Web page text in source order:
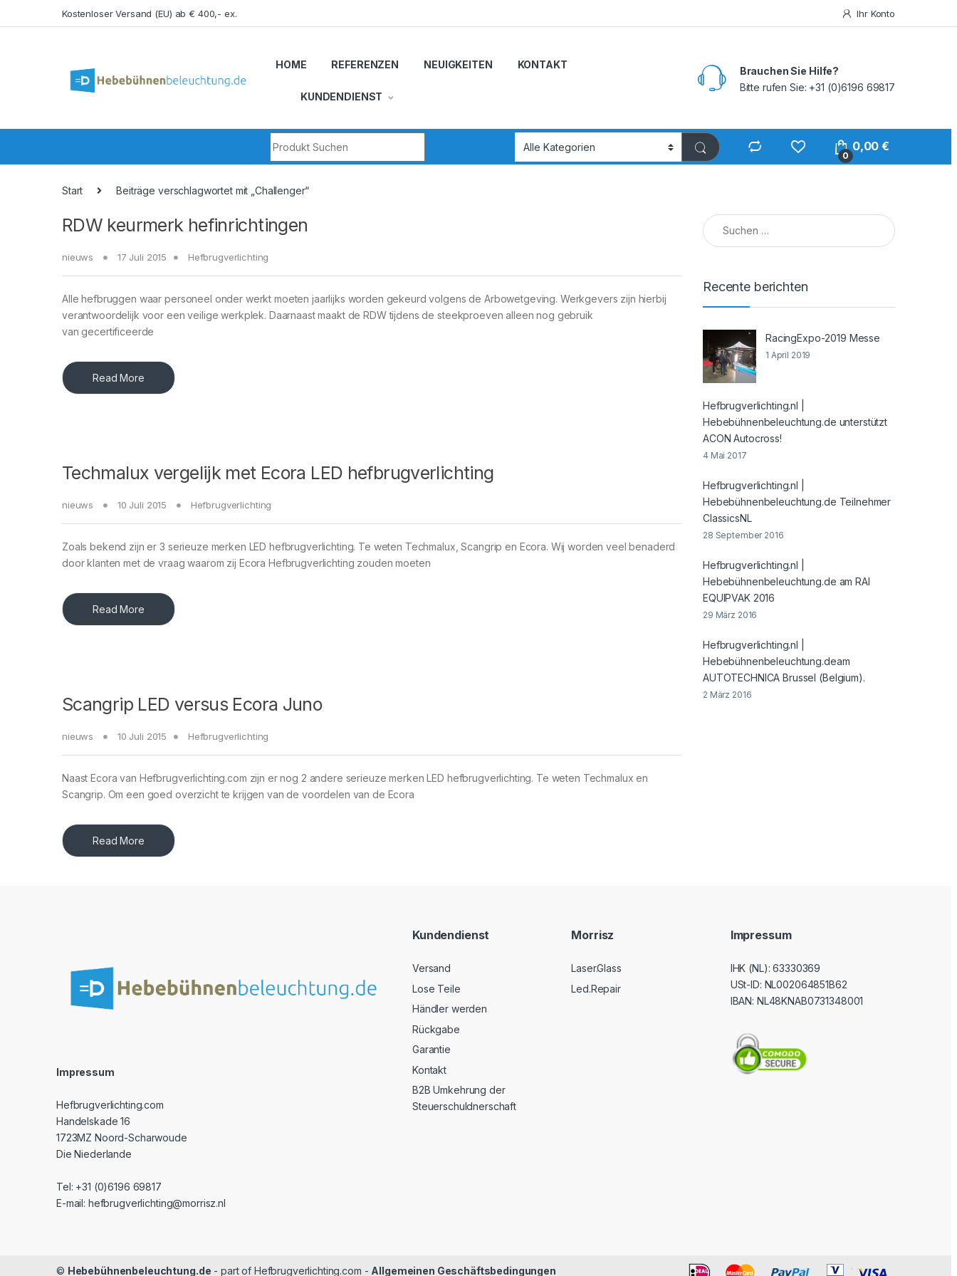
Kostenloser Versand (EU) ab € 400,- ex. Ihr Konto
HOME REFERENZEN NEUIGKEITEN KONTAKT
KUNDENDIENST
Brauchen Sie Hilfe?
Bitte rufen Sie: +31 (0)6196 69817
0
0,00€
Start Beiträge verschlagwortet mit „Challenger“
RDW keurmerk hefinrichtingen
nieuws 17 Juli 2015 Hefbrugverlichting
Alle hefbruggen waar personeel onder werkt moeten jaarlijks worden gekeurd volgens de Arbowetgeving. Werkgevers zijn hierbij
verantwoordelijk voor een veilige werkplek. Daarnaast maakt de RDW tijdens de steekproeven alleen nog gebruik
van gecertificeerde
Read More
Techmalux vergelijk met Ecora LED hefbrugverlichting
nieuws 10 Juli 2015 Hefbrugverlichting
Zoals bekend zijn er 3 serieuze merken LED hefbrugverlichting. Te weten Techmalux, Scangrip en Ecora. Wij worden veel benaderd
door klanten met de vraag waarom zij Ecora Hefbrugverlichting zouden moeten
Read More
Scangrip LED versus Ecora Juno
nieuws 10 Juli 2015 Hefbrugverlichting
Naast Ecora van Hefbrugverlichting.com zijn er nog 2 andere serieuze merken LED hefbrugverlichting. Te weten Techmalux en
Scangrip. Om een goed overzicht te krijgen van de voordelen van de Ecora
Read More
Suchen nach:
Recente berichten
RacingExpo-2019 Messe
1 April 2019
Hefbrugverlichting.nl |
Hebebühnenbeleuchtung.de unterstützt
ACON Autocross!
4 Mai 2017
Hefbrugverlichting.nl |
Hebebühnenbeleuchtung.de Teilnehmer
ClassicsNL
28 September 2016
Hefbrugverlichting.nl |
Hebebühnenbeleuchtung.de am RAI
EQUIPVAK 2016
29 März 2016
Hefbrugverlichting.nl |
Hebebühnenbeleuchtung.deam
AUTOTECHNICA Brussel (Belgium).
2 März 2016
Impressum
Hefbrugverlichting.com
Handelskade 16
1723MZ Noord-Scharwoude
Die Niederlande
Tel: +31 (0)6196 69817
E-mail: hefbrugverlichting@morrisz.nl
Kundendienst
Versand
Lose Teile
Händler werden
Rückgabe
Garantie
Kontakt
B2B Umkehrung der
Steuerschuldnerschaft
Morrisz
Laser.Glass
Led.Repair
Impressum
IHK (NL): 63330369
USt-ID: NL002064851B62
IBAN: NL48KNAB0731348001
© Hebebühnenbeleuchtung.de - part of Hefbrugverlichting.com - Allgemeinen Geschäftsbedingungen